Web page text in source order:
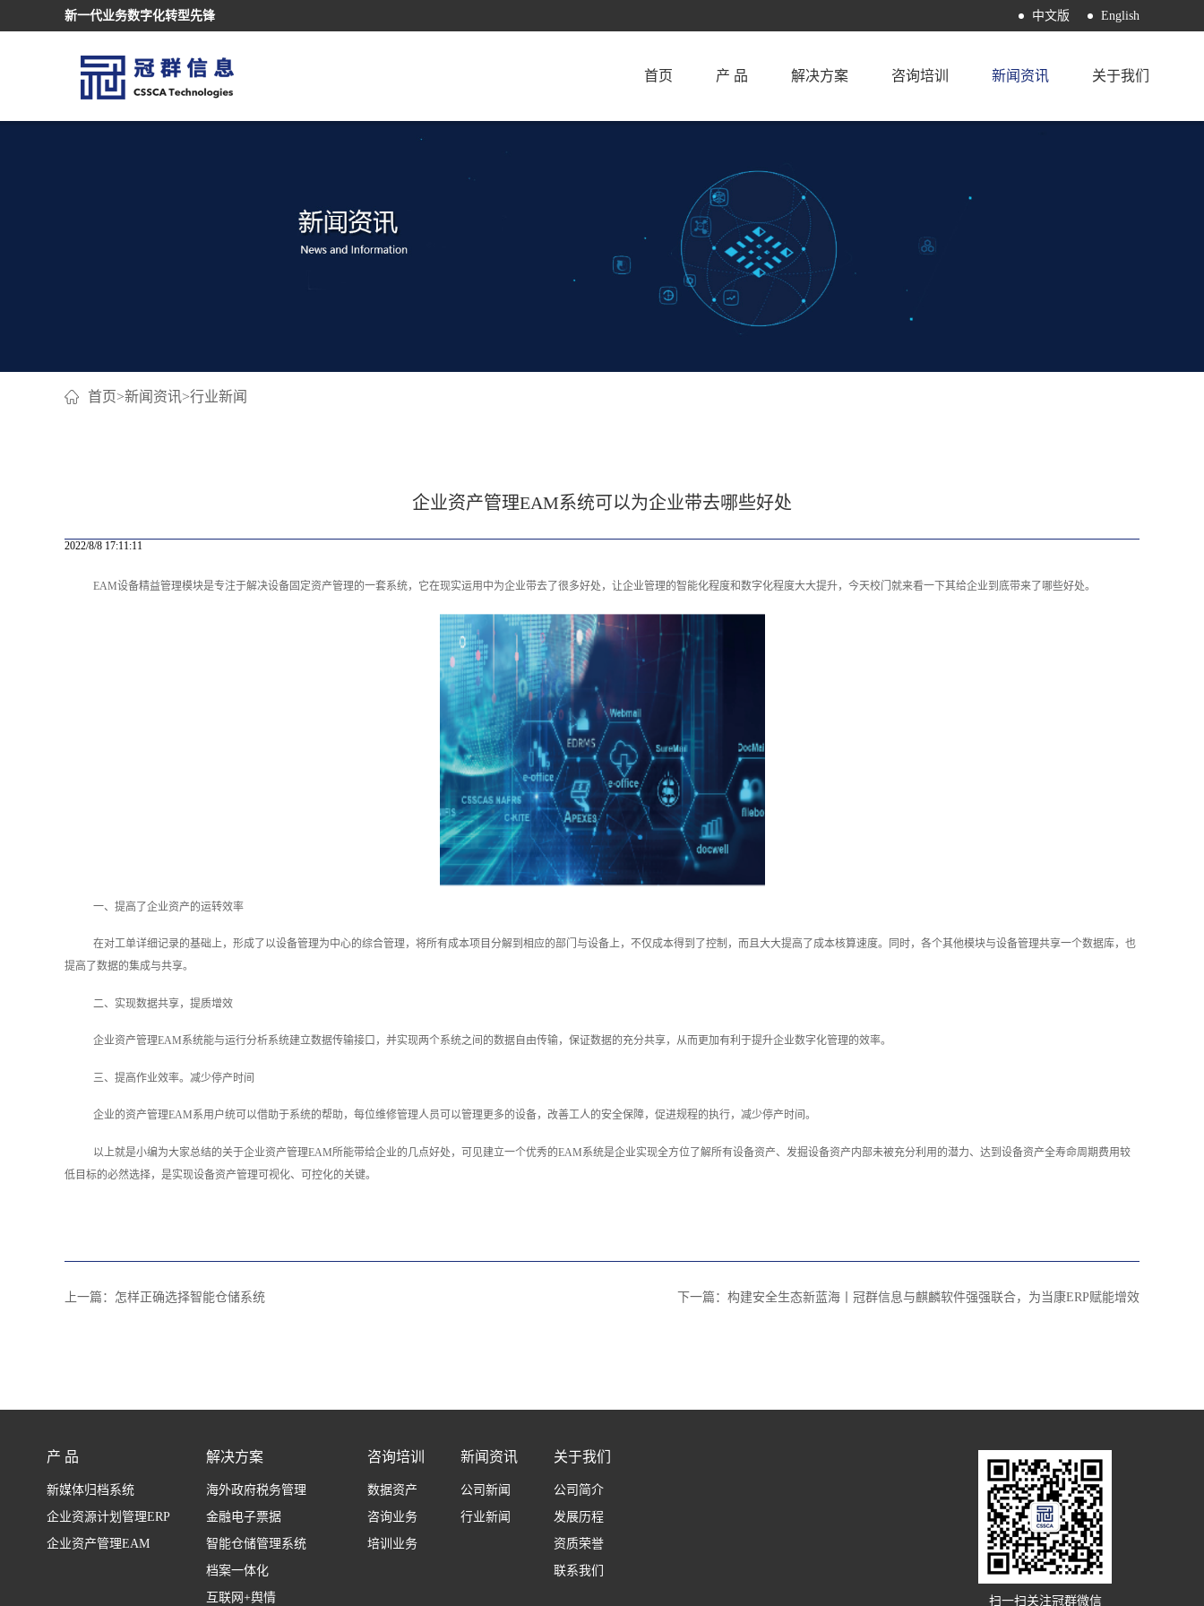
新一代业务数字化转型先锋 中文版 English
首页 产 品 解决方案 咨询培训 新闻资讯 关于我们
首页>新闻资讯>行业新闻
企业资产管理EAM系统可以为企业带去哪些好处
2022/8/8 17:11:11
EAM设备精益管理模块是专注于解决设备固定资产管理的一套系统，它在现实运用中为企业带去了很多好处，让企业管理的智能化程度和数字化程度大大提升，今天校门就来看一下其给企业到底带来了哪些好处。
一、提高了企业资产的运转效率
在对工单详细记录的基础上，形成了以设备管理为中心的综合管理，将所有成本项目分解到相应的部门与设备上，不仅成本得到了控制，而且大大提高了成本核算速度。同时，各个其他模块与设备管理共享一个数据库，也
提高了数据的集成与共享。
二、实现数据共享，提质增效
企业资产管理EAM‍系统能与运行分析系统建立数据传输接口，并实现两个系统之间的数据自由传输，保证数据的充分共享，从而更加有利于提升企业数字化管理的效率。
三、提高作业效率。减少停产时间
企业的资产管理EAM‍系用户统可以借助于系统的帮助，每位维修管理人员可以管理更多的设备，改善工人的安全保障，促进规程的执行，减少停产时间。
以上就是小编为大家总结的关于企业资产管理EAM所能带给企业的几点好处，可见建立一个优秀的EAM系统是企业实现全方位了解所有设备资产、发掘设备资产内部未被充分利用的潜力、达到设备资产全寿命周期费用较
低目标的必然选择，是实现设备资产管理可视化、可控化的关键。‍‍‍
上一篇： 怎样正确选择智能仓储系统 下一篇： 构建安全生态新蓝海丨冠群信息与麒麟软件强强联合，为当康ERP赋能增效
产 品
新媒体归档系统
企业资源计划管理ERP
企业资产管理EAM
解决方案
海外政府税务管理
金融电子票据
智能仓储管理系统
档案一体化
互联网+舆情
咨询培训
数据资产
咨询业务
培训业务
新闻资讯
公司新闻
行业新闻
关于我们
公司简介
发展历程
资质荣誉
联系我们
扫一扫关注冠群微信